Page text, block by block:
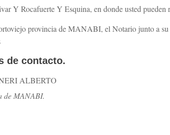
Y Rocafuerte Y Esquina, en donde usted pueden
provincia de MANABI, el Notario junto a
de contacto.
ALBERTO
de MANABI.